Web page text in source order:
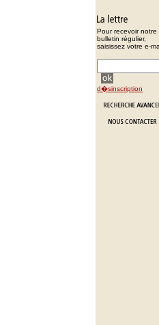
Pour recevoir notre
bulletin régulier,
saisissez votre e-
d�sinscription